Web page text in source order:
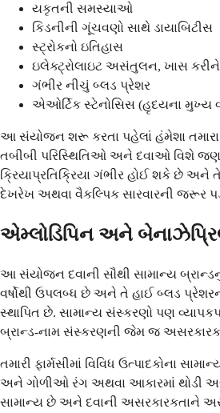
યકૃતની સમસ્યાઓ
કિડનીની ગૂંચવણો સાથે ડાયાબિટીસ
સ્ટ્રોકનો ઇતિહાસ
ઇલેક્ટ્રોલાઇટ અસંતુલન, ખાસ
ગંભીર નીચું બ્લડ પ્રેશર
એઓર્ટિક સ્ટેનોસિસ (હૃદયના મુખ્ય
આ સંયોજન શરૂ કરતા પહેલાં હંમેશા તમારા
તબીબી પરિસ્થિતિઓ અને દવાઓ વિશે
ક્રિયાપ્રતિક્રિયા ગંભીર હોઈ શકે છે અને
દેખરેખ અથવા વૈકલ્પિક સારવારની જરૂર
એમ્લોડિપિન અને
આ સંયોજન દવાની સૌથી સામાન્ય
વર્ષોથી ઉપલબ્ધ છે અને તે હાઈ બ્લડ પ્રેશરની
સ્થાપિત છે. સામાન્ય સંસ્કરણો પણ
બ્રાન્ડ-નામ સંસ્કરણની જેમ જ અસરકારક
તમારી ફાર્મસીમાં વિવિધ ઉત્પાદકોના
અને ગોળીઓ રંગ અથવા આકારમાં થોડી
સામાન્ય છે અને દવાની અસરકારકતાને